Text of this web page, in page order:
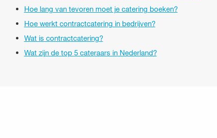
Hoe lang van tevoren moet je catering boeken?
Hoe werkt contractcatering in bedrijven?
Wat is contractcatering?
Wat zijn de top 5 cateraars in Nederland?